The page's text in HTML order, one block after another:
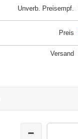
Unverb. Preisempf.
Preis
Versand